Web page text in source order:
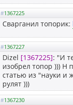
#1367225
Сварганил топорик:
#1367227
Dizel [1367225]: "И
изобрел топор ))) Н
статью из "науки и
рулят )))
#1367230